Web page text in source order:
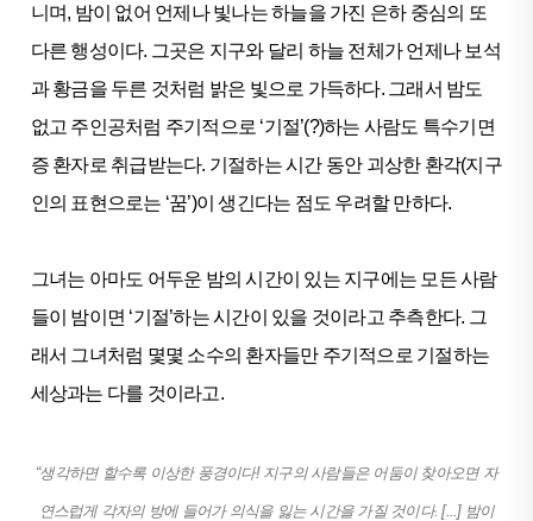
니며, 밤이 없어 언제나 빛나는 하늘을 가진 은하 중심의 또
다른 행성이다. 그곳은 지구와 달리 하늘 전체가 언제나 보석
과 황금을 두른 것처럼 밝은 빛으로 가득하다. 그래서 밤도
없고 주인공처럼 주기적으로 ‘기절’(?)하는 사람도 특수기면
증 환자로 취급받는다. 기절하는 시간 동안 괴상한 환각(지구
인의 표현으로는 ‘꿈’)이 생긴다는 점도 우려할 만하다.
그녀는 아마도 어두운 밤의 시간이 있는 지구에는 모든 사람
들이 밤이면 ‘기절’하는 시간이 있을 것이라고 추측한다. 그
래서 그녀처럼 몇몇 소수의 환자들만 주기적으로 기절하는
세상과는 다를 것이라고.
“생각하면 할수록 이상한 풍경이다! 지구의 사람들은 어둠이 찾아오면 자
연스럽게 각자의 방에 들어가 의식을 잃는 시간을 가질 것이다. [...] 밤이